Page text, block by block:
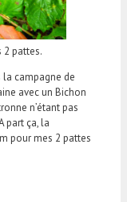
2 pattes.
la campagne de
avec un Bichon
n’étant pas
part ça, la
pour mes 2 pattes